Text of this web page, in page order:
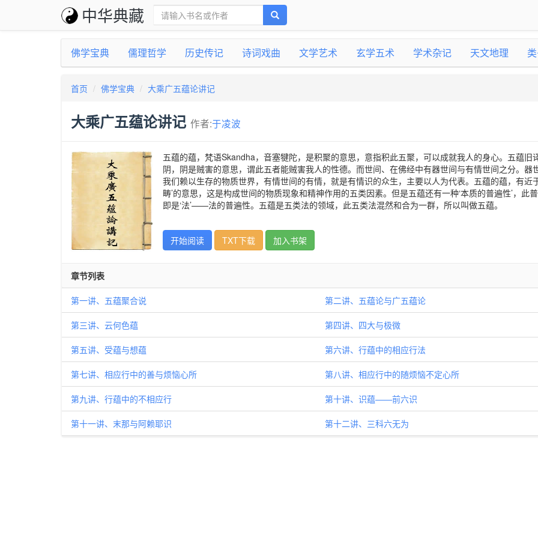
中华典藏
佛学宝典 儒理哲学 历史传记 诗词戏曲 文学艺术 玄学五术 学术杂记 天文地理
首页 佛学宝典 大乘广五蕴论讲记
大乘广五蕴论讲记 作者:于凌波
五蕴的蕴，梵语Skandha，音塞犍陀，是积聚的意思，意指积此五聚，可以成就我人的身心。五蕴旧
阴，阴是贼害的意思，谓此五者能贼害我人的性德。而世间、在佛经中有器世间与有情世间之分。器
我们赖以生存的物质世界，有情世间的有情，就是有情识的众生，主要以人为代表。五蕴的蕴，有近
畴’的意思，这是构成世间的物质现象和精神作用的五类因素。但是五蕴还有一种‘本质的普遍性’，此
即是‘法’——法的普遍性。五蕴是五类法的领域，此五类法混然和合为一群，所以叫做五蕴。
开始阅读 TXT下载 加入书架
章节列表
第一讲、五蕴聚合说 第二讲、五蕴论与广五蕴论
第三讲、云何色蕴 第四讲、四大与极微
第五讲、受蕴与想蕴 第六讲、行蕴中的相应行法
第七讲、相应行中的善与烦恼心所 第八讲、相应行中的随烦恼不定心所
第九讲、行蕴中的不相应行 第十讲、识蕴——前六识
第十一讲、末那与阿赖耶识 第十二讲、三科六无为